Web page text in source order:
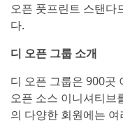
오픈 풋프린트 스탠다
다.
디 오픈 그룹 소개
디 오픈 그룹은 900곳
오픈 소스 이니셔티브
의 다양한 회원에는